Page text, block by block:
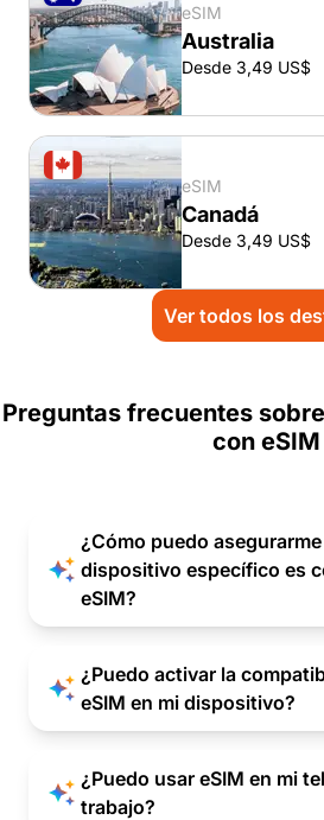
eSIM
Australia
Desde 3,49 US$
eSIM
Canadá
Desde 3,49 US$
Ver todos los
Preguntas frecuentes
con eSIM
¿Cómo puedo
dispositivo específico es
eSIM?
¿Puedo activar la
eSIM en mi dispositivo?
¿Puedo usar eSIM en mi
trabajo?